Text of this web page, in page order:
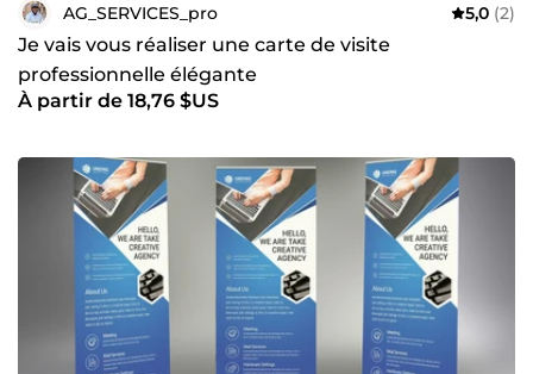
AG_SERVICES_pro 5,0 (2)
Je vais vous réaliser une carte de visite
professionnelle élégante
À partir de 18,76 $US